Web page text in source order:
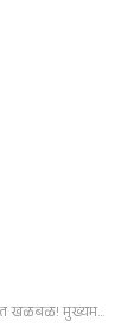
मागवला सविस्तर अहवाल